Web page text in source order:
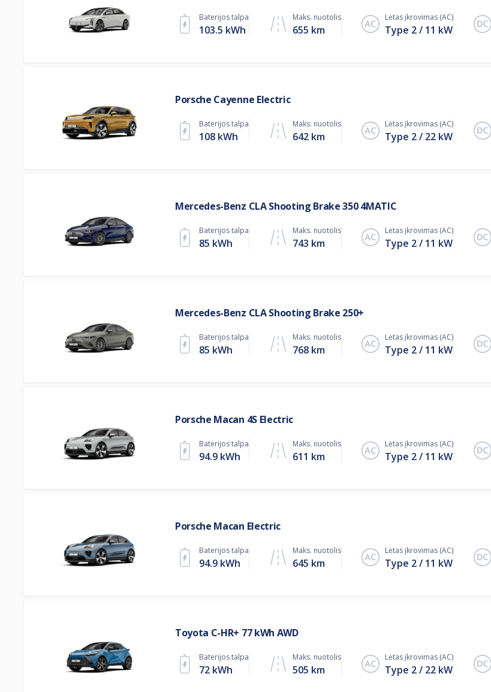
Baterijos talpa
103.5 kWh
Maks. nuotolis
655 km
Lėtas įkrovimas (AC)
Type 2 11 kW
Porsche Cayenne Electric
Baterijos talpa
108 kWh
Maks. nuotolis
642 km
Lėtas įkrovimas (AC)
Type 2 22 kW
Mercedes-Benz CLA Shooting Brake 350 4MATIC
Baterijos talpa
85 kWh
Maks. nuotolis
743 km
Lėtas įkrovimas (AC)
Type 2 11 kW
Mercedes-Benz CLA Shooting Brake 250+
Baterijos talpa
85 kWh
Maks. nuotolis
768 km
Lėtas įkrovimas (AC)
Type 2 11 kW
Porsche Macan 4S Electric
Baterijos talpa
94.9 kWh
Maks. nuotolis
611 km
Lėtas įkrovimas (AC)
Type 2 11 kW
Porsche Macan Electric
Baterijos talpa
94.9 kWh
Maks. nuotolis
645 km
Lėtas įkrovimas (AC)
Type 2 11 kW
Toyota C-HR+ 77 kWh AWD
Baterijos talpa
72 kWh
Maks. nuotolis
505 km
Lėtas įkrovimas (AC)
Type 2 22 kW